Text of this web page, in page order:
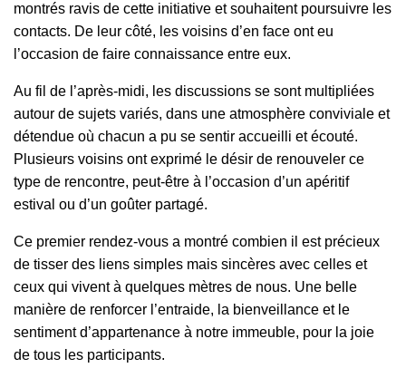
montrés ravis de cette initiative et souhaitent poursuivre les
contacts. De leur côté, les voisins d’en face ont eu
l’occasion de faire connaissance entre eux.
Au fil de l’après-midi, les discussions se sont multipliées
autour de sujets variés, dans une atmosphère conviviale et
détendue où chacun a pu se sentir accueilli et écouté.
Plusieurs voisins ont exprimé le désir de renouveler ce
type de rencontre, peut-être à l’occasion d’un apéritif
estival ou d’un goûter partagé.
Ce premier rendez-vous a montré combien il est précieux
de tisser des liens simples mais sincères avec celles et
ceux qui vivent à quelques mètres de nous. Une belle
manière de renforcer l’entraide, la bienveillance et le
sentiment d’appartenance à notre immeuble, pour la joie
de tous les participants.